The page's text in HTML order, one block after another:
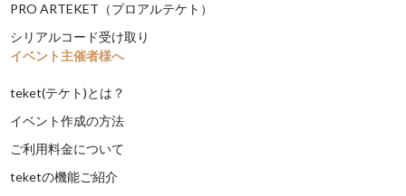
PRO ARTEKET（プロアルテケト）
シリアルコード受け取り
イベント主催者様へ
teket(テケト)とは？
イベント作成の方法
ご利用料金について
teketの機能ご紹介